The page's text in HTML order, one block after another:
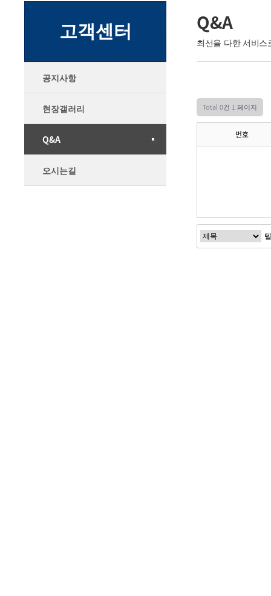
고객센터
공지사항
현장갤러리
Q&A
오시는길
Q&A
최선을 다한 서비
Total 0건 1 페이지
번호